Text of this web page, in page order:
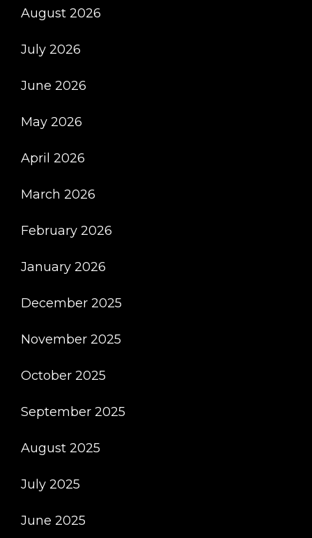
August 2026
July 2026
June 2026
May 2026
April 2026
March 2026
February 2026
January 2026
December 2025
November 2025
October 2025
September 2025
August 2025
July 2025
June 2025